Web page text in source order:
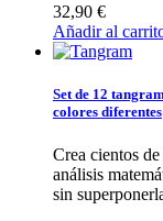
32,90 €
Añadir al
Set de 12
colores diferentes
Crea cientos
análisis
sin